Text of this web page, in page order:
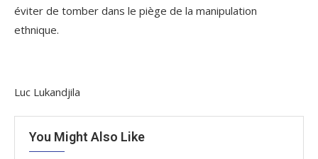
éviter de tomber dans le piège de la manipulation
ethnique.
Luc Lukandjila
You Might Also Like